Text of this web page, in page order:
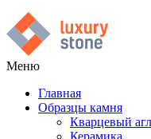
Меню
Главная
Образцы камня
Кварцевый
Керамика